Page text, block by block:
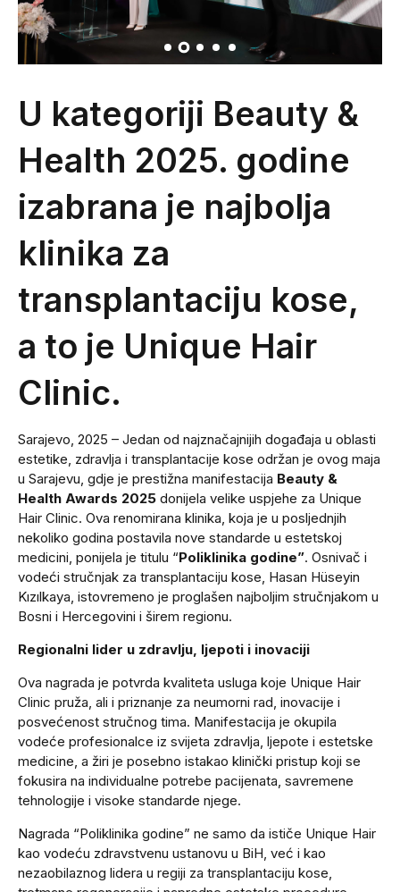
U kategoriji Beauty &
Health 2025. godine
izabrana je najbolja
klinika za
transplantaciju kose,
a to je Unique Hair
Clinic.
Sarajevo, 2025 – Jedan od najznačajnijih događaja u oblasti
estetike, zdravlja i transplantacije kose održan je ovog maja
u Sarajevu, gdje je prestižna manifestacija Beauty &
Health Awards 2025 donijela velike uspjehe za Unique
Hair Clinic. Ova renomirana klinika, koja je u posljednjih
nekoliko godina postavila nove standarde u estetskoj
medicini, ponijela je titulu “Poliklinika godine”. Osnivač i
vodeći stručnjak za transplantaciju kose, Hasan Hüseyin
Kızılkaya, istovremeno je proglašen najboljim stručnjakom u
Bosni i Hercegovini i širem regionu.
Regionalni lider u zdravlju, ljepoti i inovaciji
Ova nagrada je potvrda kvaliteta usluga koje Unique Hair
Clinic pruža, ali i priznanje za neumorni rad, inovacije i
posvećenost stručnog tima. Manifestacija je okupila
vodeće profesionalce iz svijeta zdravlja, ljepote i estetske
medicine, a žiri je posebno istakao klinički pristup koji se
fokusira na individualne potrebe pacijenata, savremene
tehnologije i visoke standarde njege.
Nagrada “Poliklinika godine” ne samo da ističe Unique Hair
kao vodeću zdravstvenu ustanovu u BiH, već i kao
nezaobilaznog lidera u regiji za transplantaciju kose,